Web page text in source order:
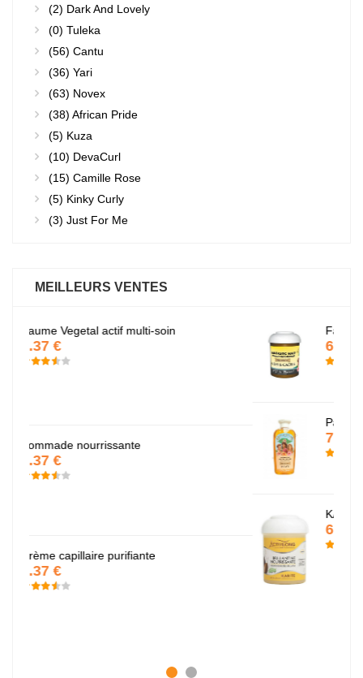
(2) Dark And Lovely
(0) Tuleka
(56) Cantu
(36) Yari
(63) Novex
(38) African Pride
(5) Kuza
(10) DevaCurl
(15) Camille Rose
(5) Kinky Curly
(3) Just For Me
MEILLEURS VENTES
Fantastic Hair
7.67 €